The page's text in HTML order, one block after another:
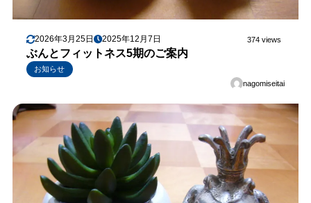
2026年3月25日 2025年12月7日 374 views
ぶんとフィットネス5期のご案内
お知らせ
nagomiseitai